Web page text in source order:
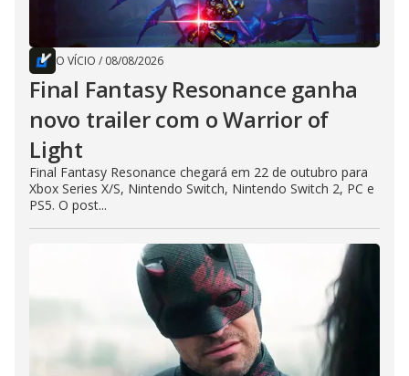
O VÍCIO / 08/08/2026
Final Fantasy Resonance ganha
novo trailer com o Warrior of
Light
Final Fantasy Resonance chegará em 22 de outubro para
Xbox Series X/S, Nintendo Switch, Nintendo Switch 2, PC e
PS5. O post...